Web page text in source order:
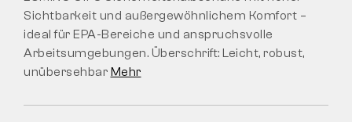
Sichtbarkeit und außergewöhnlichem Komfort –
ideal für EPA-Bereiche und anspruchsvolle
Arbeitsumgebungen. Überschrift: Leicht, robust,
unübersehbar Mehr